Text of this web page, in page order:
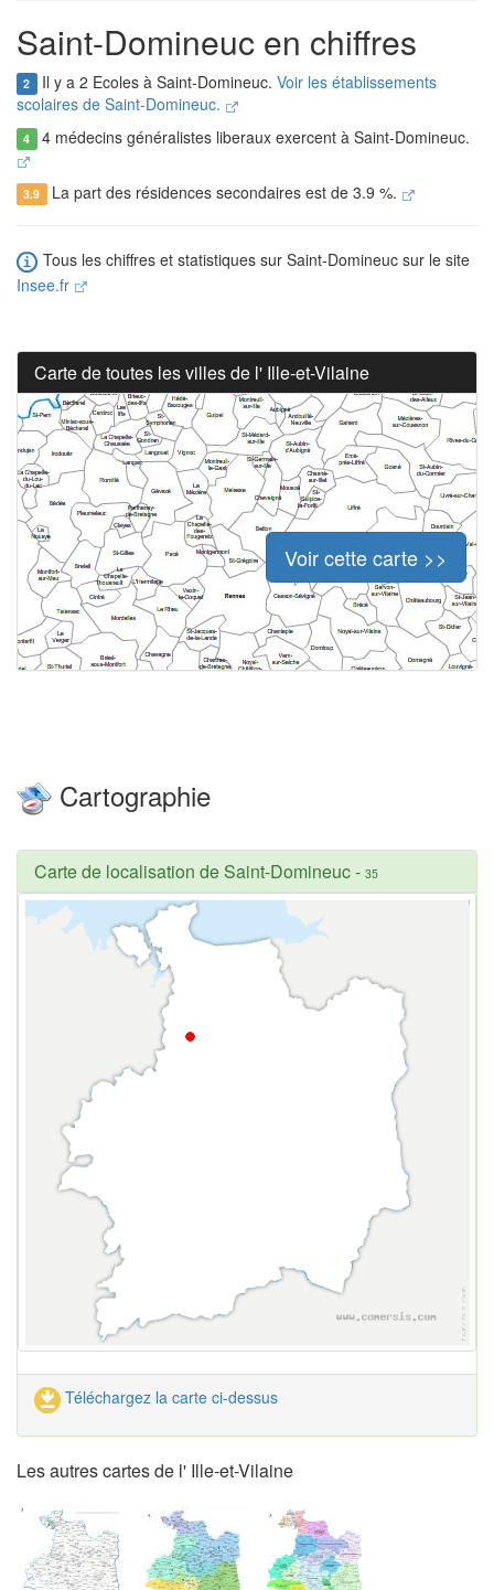
Saint-Domineuc en chiffres
2 Il y a 2 Ecoles à Saint-Domineuc. Voir les établissements
scolaires de Saint-Domineuc.
4 4 médecins généralistes liberaux exercent à Saint-Domineuc.
3.9 La part des résidences secondaires est de 3.9 %.
Tous les chiffres et statistiques sur Saint-Domineuc sur le site
Insee.fr
Carte de toutes les villes de l' Ille-et-Vilaine
Voir cette carte >>
Cartographie
Carte de localisation de Saint-Domineuc- 35
Téléchargez la carte ci-dessus
Les autres cartes de l' Ille-et-Vilaine